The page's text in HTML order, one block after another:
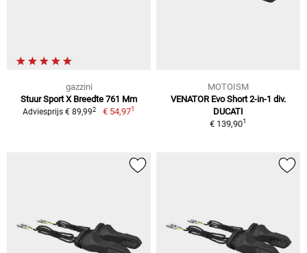
gazzini
Stuur Sport X Breedte 761 Mm
Adviesprijs € 89,992 € 54,971
MOTOISM
VENATOR Evo Short 2-in-1 div.
DUCATI
€ 139,901